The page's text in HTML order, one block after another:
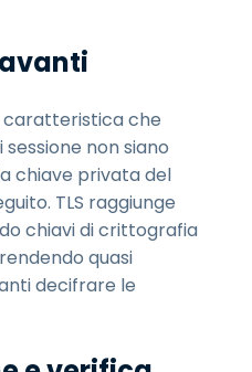
caratteristica che
non siano
chiave privata del
TLS raggiunge
chiavi di crittografia
quasi
decifrare le